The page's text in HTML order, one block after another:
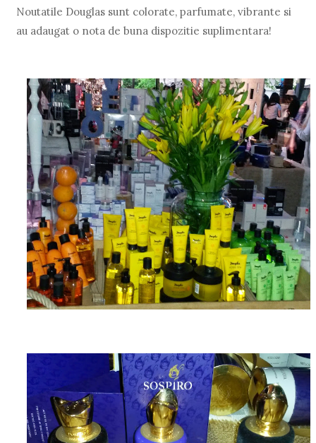
Noutatile Douglas sunt colorate, parfumate, vibrante si
au adaugat o nota de buna dispozitie suplimentara!